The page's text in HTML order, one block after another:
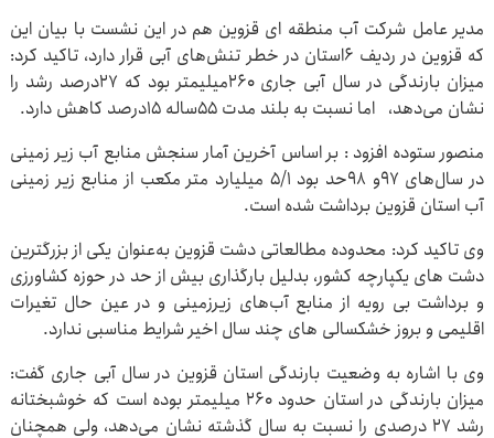
مدیر عامل شرکت آب منطقه ای قزوین هم در این نشست با بیان این
که قزوین در ردیف ۶استان در خطر تنش‌های آبی قرار دارد، تاکید کرد:
میزان بارندگی در سال آبی جاری ۲۶۰میلیمتر بود که ۲۷درصد رشد را
نشان می‌دهد، اما نسبت به بلند مدت ۵۵ساله ۱۵درصد کاهش دارد.
منصور ستوده افزود : بر اساس آخرین آمار سنجش منابع آب زیر زمینی
در سال‌های ۹۷و ۹۸حد بود 5/1 میلیارد متر مکعب از منابع زیر زمینی
آب استان قزوین برداشت شده است.
وی تاکید کرد: محدوده مطالعاتی دشت قزوین به‌عنوان یکی از بزرگترین
دشت های یکپارچه کشور، بدلیل بارگذاری بیش از حد در حوزه کشاورزی
و برداشت بی رویه از منابع آب‌های زیرزمینی و در عین حال تغیرات
اقلیمی و بروز خشکسالی های چند سال اخیر شرایط مناسبی ندارد.
وی با اشاره به وضعیت بارندگی استان قزوین در سال آبی جاری گفت:
میزان بارندگی در استان حدود 260 میلیمتر بوده است که خوشبختانه
رشد 27 درصدی را نسبت به سال گذشته نشان می‌دهد، ولی همچنان